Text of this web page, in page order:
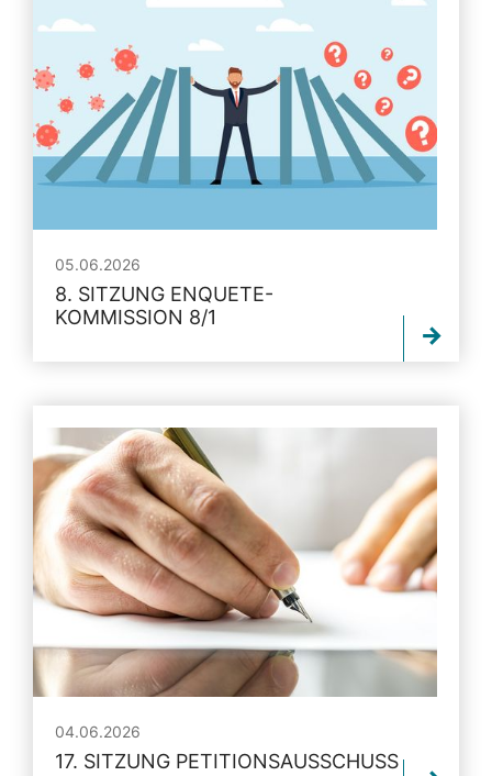
05.06.2026
8. SITZUNG ENQUETE-
KOMMISSION 8/1
04.06.2026
17. SITZUNG PETITIONSAUSSCHUSS